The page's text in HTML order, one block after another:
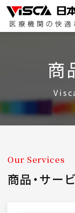
商
Our Services
商品・サー